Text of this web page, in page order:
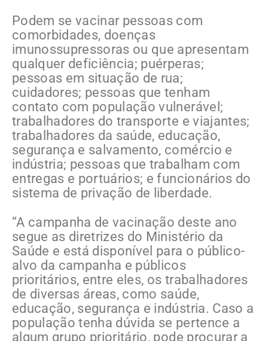
Podem se vacinar pessoas com
comorbidades, doenças
imunossupressoras ou que apresentam
qualquer deficiência; puérperas;
pessoas em situação de rua;
cuidadores; pessoas que tenham
contato com população vulnerável;
trabalhadores do transporte e viajantes;
trabalhadores da saúde, educação,
segurança e salvamento, comércio e
indústria; pessoas que trabalham com
entregas e portuários; e funcionários do
sistema de privação de liberdade.
“A campanha de vacinação deste ano
segue as diretrizes do Ministério da
Saúde e está disponível para o público-
alvo da campanha e públicos
prioritários, entre eles, os trabalhadores
de diversas áreas, como saúde,
educação, segurança e indústria. Caso a
população tenha dúvida se pertence a
algum grupo prioritário, pode procurar a